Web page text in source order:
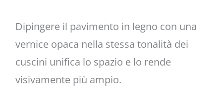
Dipingere il pavimento in legno con una
vernice opaca nella stessa tonalità dei
cuscini unifica lo spazio e lo rende
visivamente più ampio.